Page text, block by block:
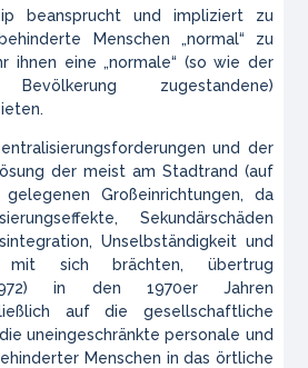
beansprucht und impliziert zu
Menschen „normal“ zu
ihnen eine „normale“ (so wie der
zugestandene)
und der
der meist am Stadtrand (auf
Großeinrichtungen, da
Sekundärschäden
Unselbständigkeit und
mit sich brächten, übertrug
in den 1970er Jahren
auf die gesellschaftliche
uneingeschränkte personale und
Menschen in das örtliche